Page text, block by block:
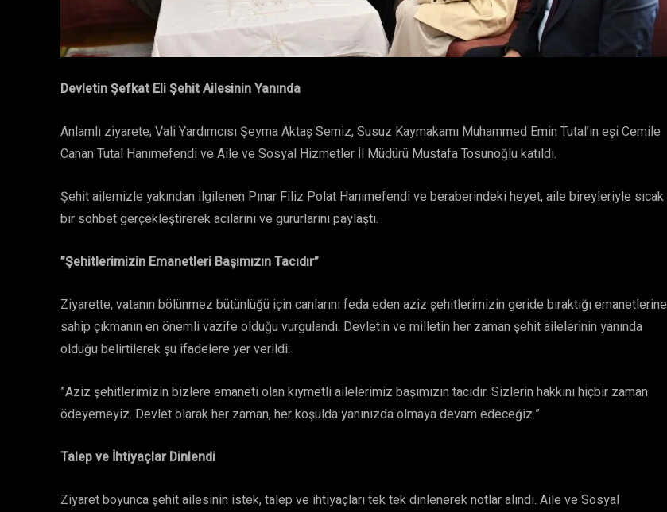
​Devletin Şefkat Eli Şehit Ailesinin Yanında
​Anlamlı ziyarete; Vali Yardımcısı Şeyma Aktaş Semiz, Susuz Kaymakamı Muhammed Emin Tutal’ın eşi Cemile
Canan Tutal Hanımefendi ve Aile ve Sosyal Hizmetler İl Müdürü Mustafa Tosunoğlu katıldı.
​Şehit ailemizle yakından ilgilenen Pınar Filiz Polat Hanımefendi ve beraberindeki heyet, aile bireyleriyle sıcak
bir sohbet gerçekleştirerek acılarını ve gururlarını paylaştı.
​”Şehitlerimizin Emanetleri Başımızın Tacıdır”
​Ziyarette, vatanın bölünmez bütünlüğü için canlarını feda eden aziz şehitlerimizin geride bıraktığı emanetlerine
sahip çıkmanın en önemli vazife olduğu vurgulandı. Devletin ve milletin her zaman şehit ailelerinin yanında
olduğu belirtilerek şu ifadelere yer verildi:
​”Aziz şehitlerimizin bizlere emaneti olan kıymetli ailelerimiz başımızın tacıdır. Sizlerin hakkını hiçbir zaman
ödeyemeyiz. Devlet olarak her zaman, her koşulda yanınızda olmaya devam edeceğiz.”
Talep ve İhtiyaçlar Dinlendi
​Ziyaret boyunca şehit ailesinin istek, talep ve ihtiyaçları tek tek dinlenerek notlar alındı. Aile ve Sosyal